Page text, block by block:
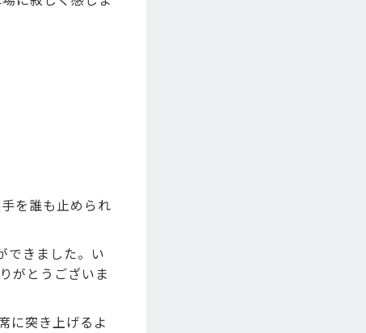
を誰も止められ
できました。い
がとうございま
に突き上げるよ